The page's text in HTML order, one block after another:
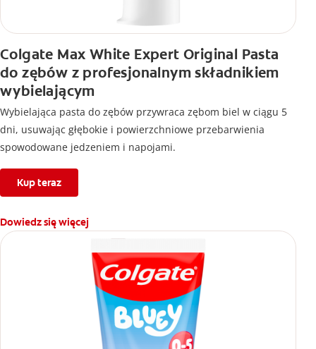
Colgate Max White Expert Original Pasta
do zębów z profesjonalnym składnikiem
wybielającym
Wybielająca pasta do zębów przywraca zębom biel w ciągu 5
dni, usuwając głębokie i powierzchniowe przebarwienia
spowodowane jedzeniem i napojami.
Kup teraz
Dowiedz się więcej